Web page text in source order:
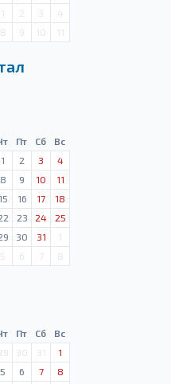
1 2 3
4
8 9 10 11
Пт Сб
Вс
1 2 3
4
8 9 10
11
15 16 17
18
23 24
25
30 31
1
5 6 7 8
Пт Сб
Вс
29 30 31
1
5 6 7
8